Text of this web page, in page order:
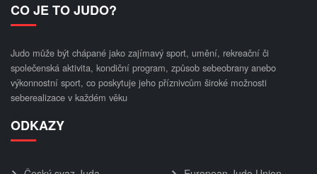
CO JE TO JUDO?
Judo může být chápané jako zajímavý sport, umění, rekreační či
společenská aktivita, kondiční program, způsob sebeobrany anebo
výkonnostní sport, co poskytuje jeho příznivcům široké možnosti
seberealizace v každém věku
ODKAZY